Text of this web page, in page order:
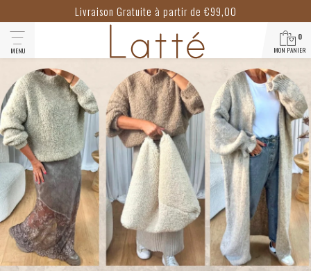
Livraison Gratuite à partir de €99,00
0
MON PANIER
MENU